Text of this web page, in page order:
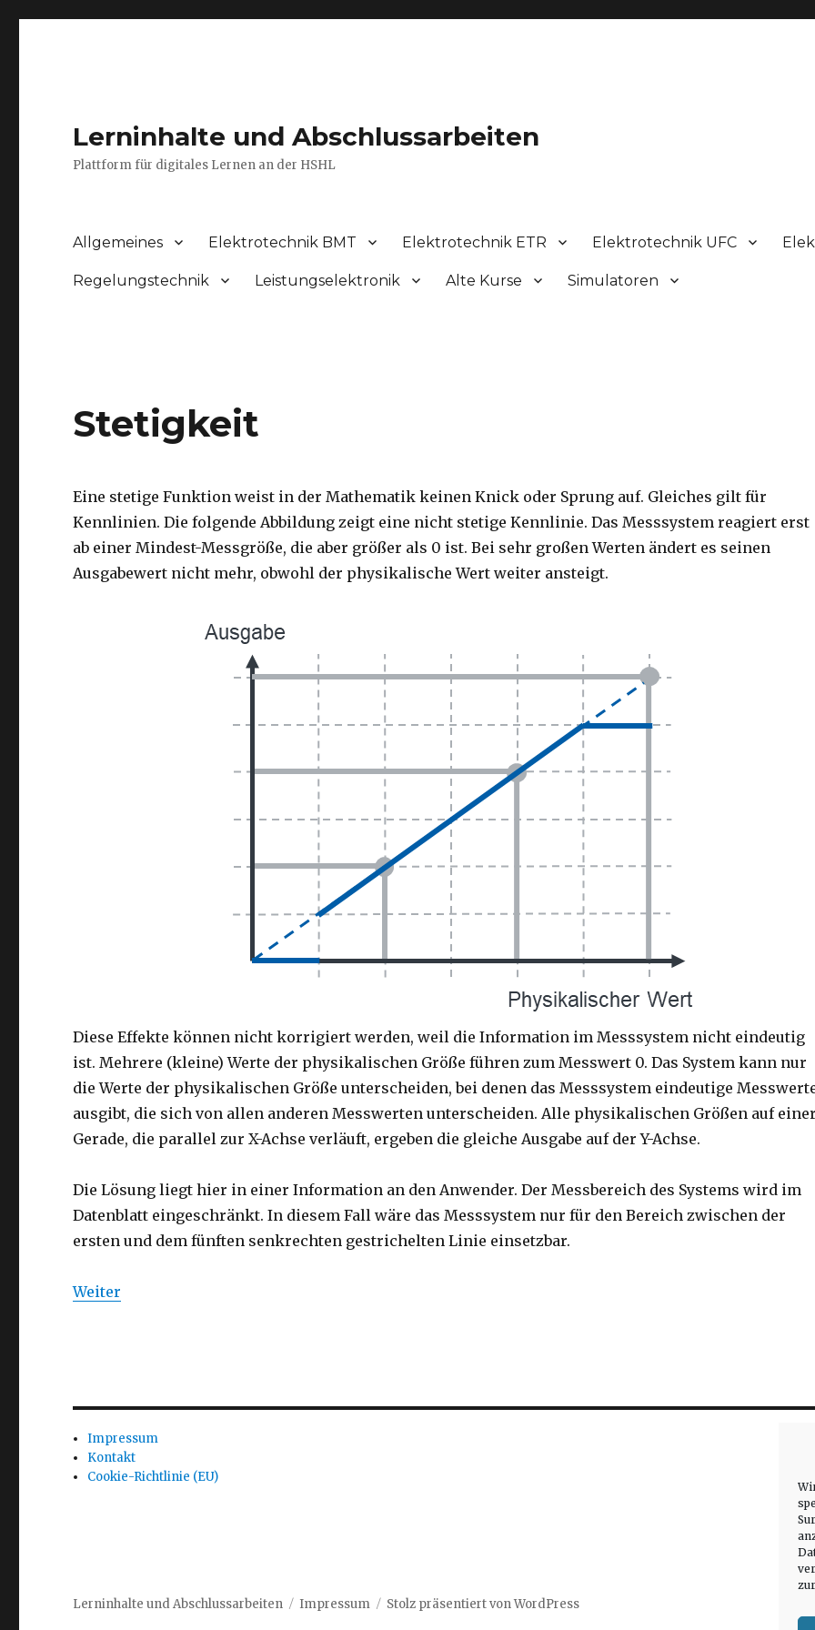
Lerninhalte und Abschlussarbeiten
Plattform für digitales Lernen an der HSHL
Allgemeines Elektrotechnik BMT Elektrotechnik ETR Elektrotechnik UFC
Regelungstechnik Leistungselektronik Alte Kurse Simulatoren
Stetigkeit
Eine stetige Funktion weist in der Mathematik keinen Knick oder Sprung auf. Gleiches gilt für
Kennlinien. Die folgende Abbildung zeigt eine nicht stetige Kennlinie. Das Messsystem reagiert erst
ab einer Mindest-Messgröße, die aber größer als 0 ist. Bei sehr großen Werten ändert es seinen
Ausgabewert nicht mehr, obwohl der physikalische Wert weiter ansteigt.
Diese Effekte können nicht korrigiert werden, weil die Information im Messsystem nicht eindeutig
ist. Mehrere (kleine) Werte der physikalischen Größe führen zum Messwert 0. Das System kann nur
die Werte der physikalischen Größe unterscheiden, bei denen das Messsystem eindeutige
ausgibt, die sich von allen anderen Messwerten unterscheiden. Alle physikalischen Größen auf
Gerade, die parallel zur X-Achse verläuft, ergeben die gleiche Ausgabe auf der Y-Achse.
Die Lösung liegt hier in einer Information an den Anwender. Der Messbereich des Systems wird im
Datenblatt eingeschränkt. In diesem Fall wäre das Messsystem nur für den Bereich zwischen der
ersten und dem fünften senkrechten gestrichelten Linie einsetzbar.
Weiter
Impressum
Kontakt
Cookie-Richtlinie (EU)
Lerninhalte und Abschlussarbeiten Impressum Stolz präsentiert von WordPress